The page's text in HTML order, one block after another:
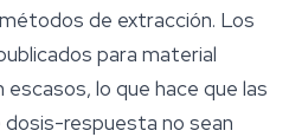
de extracción. Los
para material
lo que hace que las
respuesta no sean